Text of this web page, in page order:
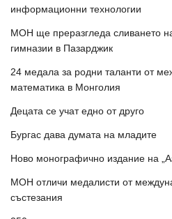
информационни технологии
МОН ще преразгледа сливането
гимназии в Пазарджик
24 медала за родни таланти от
математика в Монголия
Децата се учат едно от друго
Бургас дава думата на младите
Ново монографично издание на
МОН отличи медалисти от
състезания